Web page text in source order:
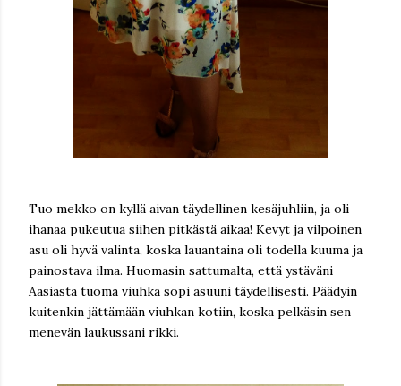
Tuo mekko on kyllä aivan täydellinen kesäjuhliin, ja oli
ihanaa pukeutua siihen pitkästä aikaa! Kevyt ja vilpoinen
asu oli hyvä valinta, koska lauantaina oli todella kuuma ja
painostava ilma. Huomasin sattumalta, että ystäväni
Aasiasta tuoma viuhka sopi asuuni täydellisesti. Päädyin
kuitenkin jättämään viuhkan kotiin, koska pelkäsin sen
menevän laukussani rikki.